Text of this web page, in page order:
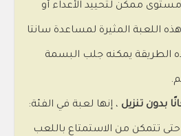
مستوى ممكن لتحييد الأعداء أو
اللعبة المثيرة لمساعدة سانتا
الطريقة يمكنه جلب البسمة
بدون تنزيل ، إنها لعبة في الفئة:
حتى تتمكن من الاستمتاع باللعب